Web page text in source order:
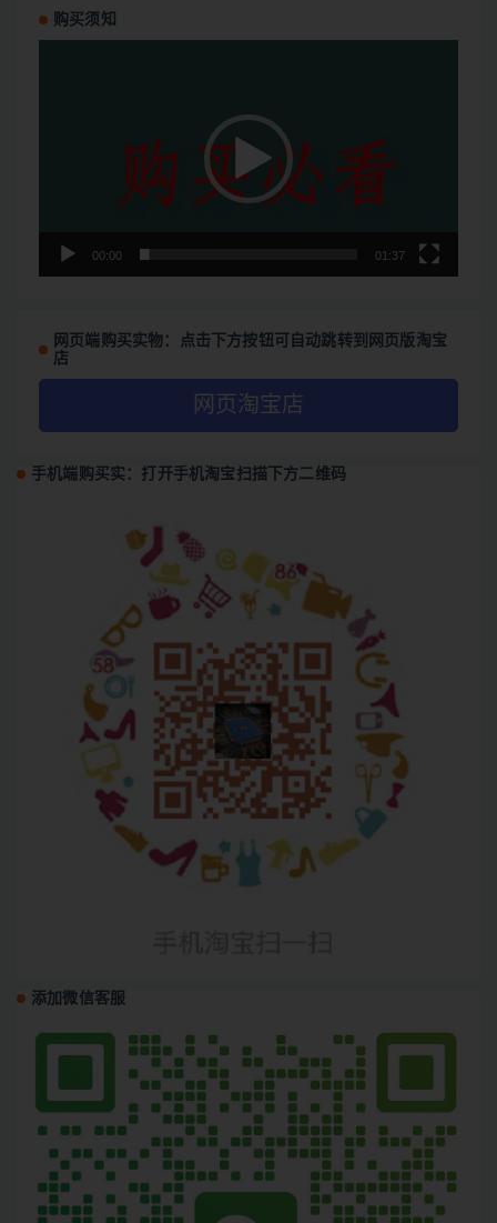
购买须知
00:00 01:37
网页端购买实物：点击下方按钮可自动跳转到网页版淘宝
店
网页淘宝店
手机端购买实：打开手机淘宝扫描下方二维码
添加微信客服